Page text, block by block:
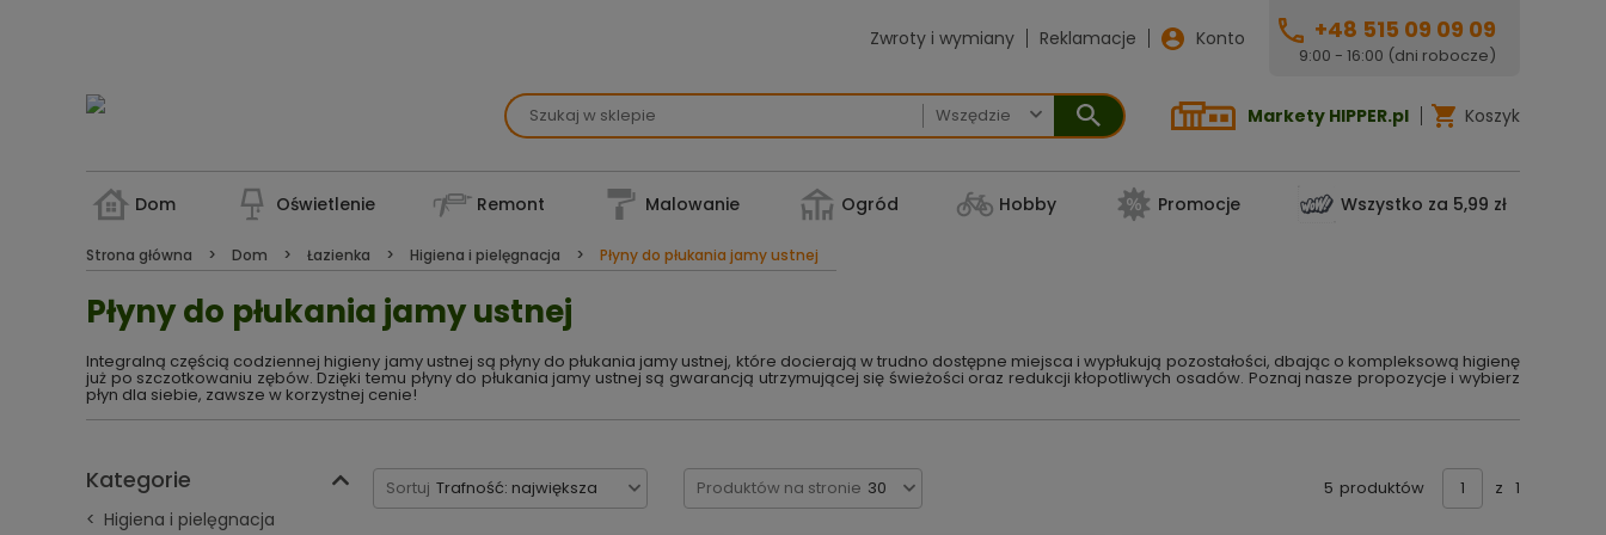
Zwroty i wymiany Reklamacje Konto +48 515 09 09 09
9:00 - 16:00 (dni robocze)
 Markety HIPPER.pl Koszyk
Dom Oświetlenie Remont Malowanie Ogród Hobby Promocje Wszystko za 5,99 zł
Strona główna Dom Łazienka Higiena i pielęgnacja Płyny do płukania jamy ustnej
Płyny do płukania jamy ustnej
Integralną częścią codziennej higieny jamy ustnej są płyny do płukania jamy ustnej, które docierają w trudno dostępne miejsca i wypłukują pozostałości, dbając o kompleksową higienę
już po szczotkowaniu zębów. Dzięki temu płyny do płukania jamy ustnej są gwarancją utrzymującej się świeżości oraz redukcji kłopotliwych osadów. Poznaj nasze propozycje i wybierz
płyn dla siebie, zawsze w korzystnej cenie!
Kategorie
Higiena i pielęgnacja
Sortuj Trafność: największa Produktów na stronie 30 5 produktów z 1